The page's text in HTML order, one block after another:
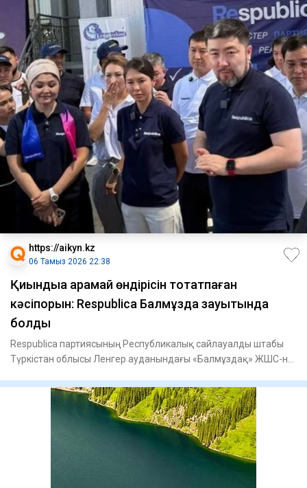
https://aikyn.kz
06 Тамыз 2026 22:38
Қиындыққа қарамай өндірісін тоқтатпаған
кәсіпорын: Respublica Балмұздақ зауытында
болды
Respublica партиясының Республикалық сайлауалды штабы
Түркістан облысы Ленгер ауданындағы «Балмұздақ» ЖШС-не